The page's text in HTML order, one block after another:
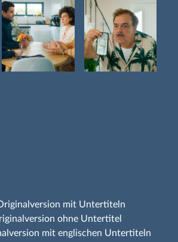
mit Untertiteln
ohne Untertitel
mit englischen Untertiteln